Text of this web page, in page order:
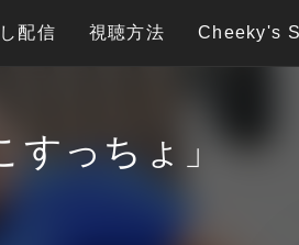
配信 視聴方法 Cheeky's
すっちょ」